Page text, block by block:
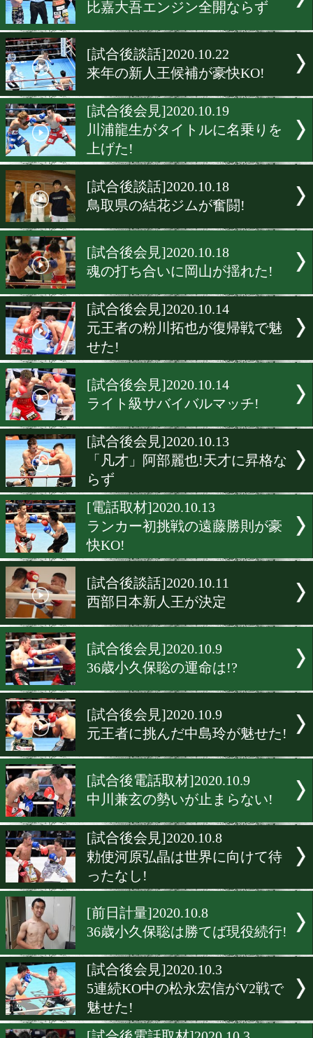
[試合後談話]2020.10.26
試合後に堤聖也はどう思っ
[試合後会見]2020.10.26
比嘉大吾エンジン全開なら
来年の新人王候補が豪快
[試合後会見]2020.10.19
川浦龍生がタイトルに名乗
[試合後談話]2020.10.18
鳥取県の結花ジムが奮闘!
[試合後会見]2020.10.18
魂の打ち合いに岡山が揺れ
[試合後会見]2020.10.14
元王者の粉川拓也が復帰戦
せた!
[試合後会見]2020.10.14
ライト級サバイバルマッチ!
[試合後会見]2020.10.13
「凡才」阿部麗也!天才に
らず
[電話取材]2020.10.13
ランカー初挑戦の遠藤勝則
[試合後談話]2020.10.11
西部日本新人王が決定
[試合後会見]2020.10.9
36歳小久保聡の運命は!?
[試合後会見]2020.10.9
元王者に挑んだ中島玲が魅